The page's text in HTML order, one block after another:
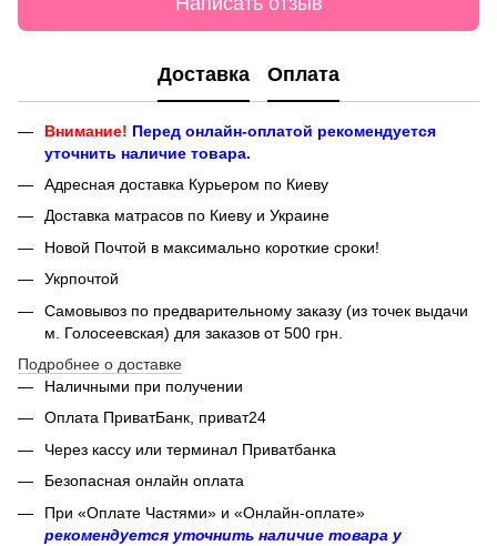
Доставка Оплата
Внимание! Перед онлайн-оплатой рекомендуется
уточнить наличие товара.
Адресная доставка Курьером по Киеву
Доставка матрасов по Киеву и Украине
Новой Почтой в максимально короткие сроки!
Укрпочтой
Самовывоз по предварительному заказу (из точек выдачи
м. Голосеевская) для заказов от 500 грн.
Подробнее о доставке
Наличными при получении
Оплата ПриватБанк, приват24
Через кассу или терминал Приватбанка
Безопасная онлайн оплата
При «Оплате Частями» и «Онлайн-оплате»
рекомендуется уточнить наличие товара у